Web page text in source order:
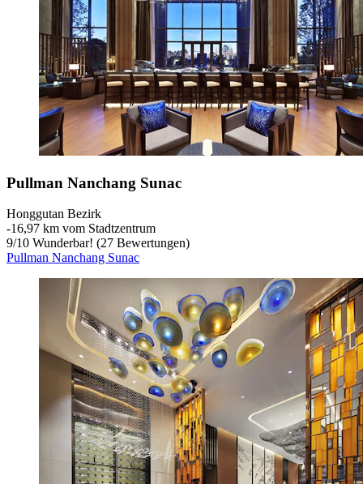
Pullman Nanchang Sunac
Honggutan Bezirk
‐16,97 km vom Stadtzentrum
9/10 Wunderbar! (27 Bewertungen)
Pullman Nanchang Sunac